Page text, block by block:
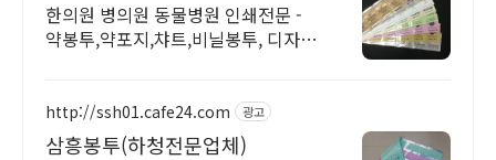
한의원 병의원 동물병원 인쇄전문 -
약봉투,약포지,챠트,비닐봉투, 디자인
http://ssh01.cafe24.com 광고
삼흥봉투(하청전문업체)